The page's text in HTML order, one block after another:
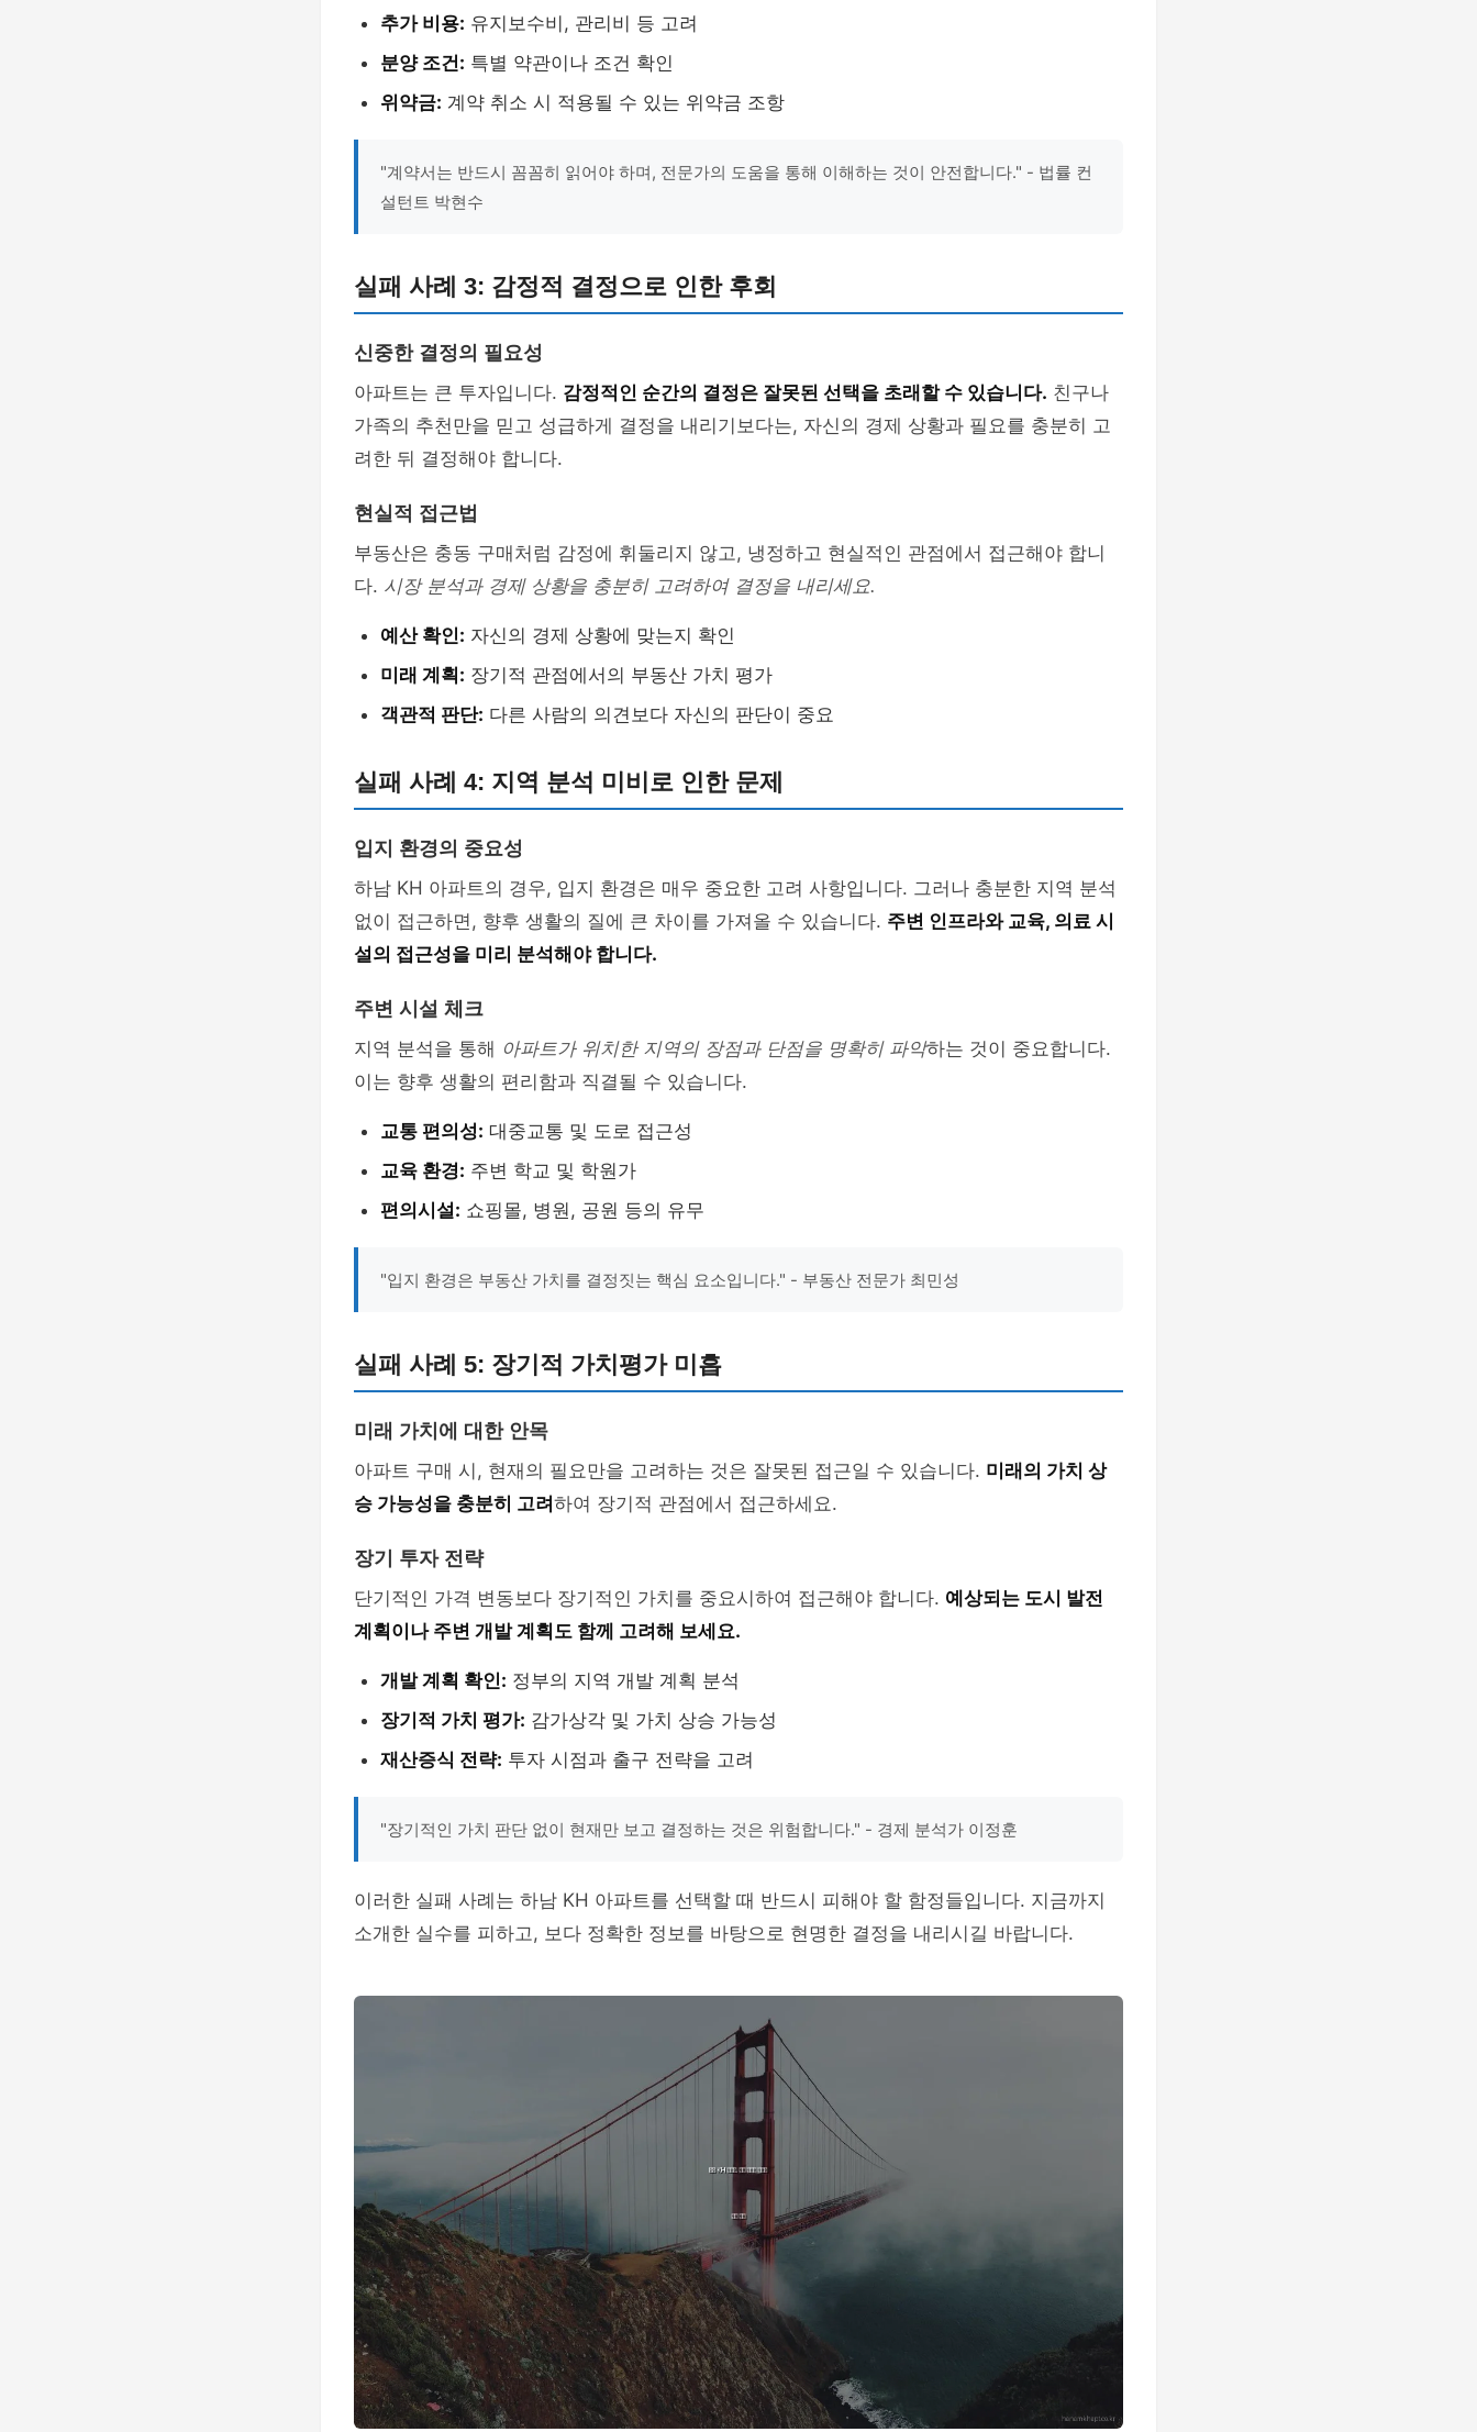
추가 비용: 유지보수비, 관리비 등 고려
분양 조건: 특별 약관이나 조건 확인
위약금: 계약 취소 시 적용될 수 있는 위약금 조항
"계약서는 반드시 꼼꼼히 읽어야 하며, 전문가의 도움을 통해 이해하는 것이 안전합니다." - 법률 컨
설턴트 박현수
실패 사례 3: 감정적 결정으로 인한 후회
신중한 결정의 필요성
아파트는 큰 투자입니다. 감정적인 순간의 결정은 잘못된 선택을 초래할 수 있습니다. 친구나
가족의 추천만을 믿고 성급하게 결정을 내리기보다는, 자신의 경제 상황과 필요를 충분히 고
려한 뒤 결정해야 합니다.
현실적 접근법
부동산은 충동 구매처럼 감정에 휘둘리지 않고, 냉정하고 현실적인 관점에서 접근해야 합니
다. 시장 분석과 경제 상황을 충분히 고려하여 결정을 내리세요.
예산 확인: 자신의 경제 상황에 맞는지 확인
미래 계획: 장기적 관점에서의 부동산 가치 평가
객관적 판단: 다른 사람의 의견보다 자신의 판단이 중요
실패 사례 4: 지역 분석 미비로 인한 문제
입지 환경의 중요성
하남 KH 아파트의 경우, 입지 환경은 매우 중요한 고려 사항입니다. 그러나 충분한 지역 분석
없이 접근하면, 향후 생활의 질에 큰 차이를 가져올 수 있습니다. 주변 인프라와 교육, 의료 시
설의 접근성을 미리 분석해야 합니다.
주변 시설 체크
지역 분석을 통해 아파트가 위치한 지역의 장점과 단점을 명확히 파악하는 것이 중요합니다.
이는 향후 생활의 편리함과 직결될 수 있습니다.
교통 편의성: 대중교통 및 도로 접근성
교육 환경: 주변 학교 및 학원가
편의시설: 쇼핑몰, 병원, 공원 등의 유무
"입지 환경은 부동산 가치를 결정짓는 핵심 요소입니다." - 부동산 전문가 최민성
실패 사례 5: 장기적 가치평가 미흡
미래 가치에 대한 안목
아파트 구매 시, 현재의 필요만을 고려하는 것은 잘못된 접근일 수 있습니다. 미래의 가치 상
승 가능성을 충분히 고려하여 장기적 관점에서 접근하세요.
장기 투자 전략
단기적인 가격 변동보다 장기적인 가치를 중요시하여 접근해야 합니다. 예상되는 도시 발전
계획이나 주변 개발 계획도 함께 고려해 보세요.
개발 계획 확인: 정부의 지역 개발 계획 분석
장기적 가치 평가: 감가상각 및 가치 상승 가능성
재산증식 전략: 투자 시점과 출구 전략을 고려
"장기적인 가치 판단 없이 현재만 보고 결정하는 것은 위험합니다." - 경제 분석가 이정훈
이러한 실패 사례는 하남 KH 아파트를 선택할 때 반드시 피해야 할 함정들입니다. 지금까지
소개한 실수를 피하고, 보다 정확한 정보를 바탕으로 현명한 결정을 내리시길 바랍니다.